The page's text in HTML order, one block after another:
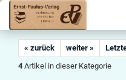
« zurück weiter »
4 Artikel in dieser Kategorie